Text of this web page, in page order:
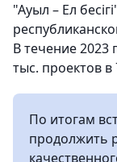
"Ауыл – Ел
В течение 2023
тыс. проектов в
По итогам
продолжить